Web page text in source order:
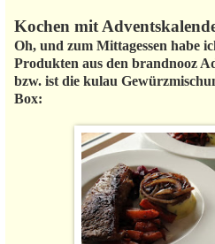
Kochen mit
Oh, und zum Mittagessen habe
Produkten aus den brandnooz
bzw. ist die kulau
Box: